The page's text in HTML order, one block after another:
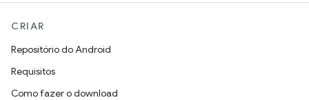
CRIAR
Repositório do Android
Requisitos
Como fazer o download